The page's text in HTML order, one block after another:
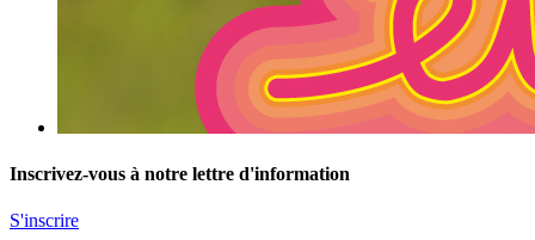
Inscrivez-vous à notre lettre d'information
S'inscrire